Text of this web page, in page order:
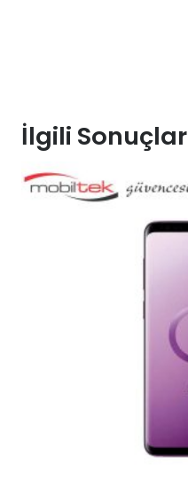
İlgili Sonuçlar